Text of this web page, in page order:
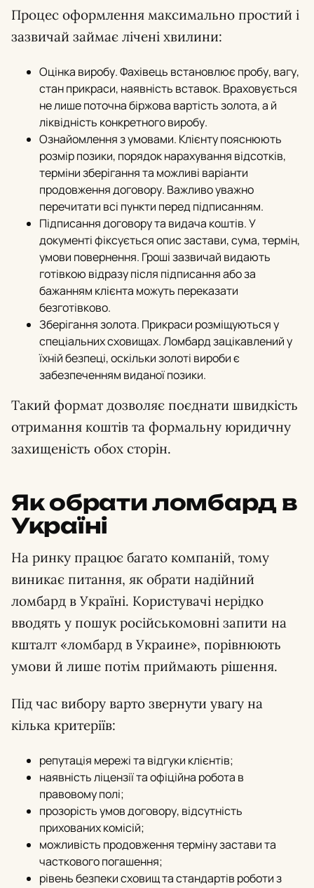
Процес оформлення максимально простий і
зазвичай займає лічені хвилини:
Оцінка виробу. Фахівець встановлює пробу, вагу,
стан прикраси, наявність вставок. Враховується
не лише поточна біржова вартість золота, а й
ліквідність конкретного виробу.
Ознайомлення з умовами. Клієнту пояснюють
розмір позики, порядок нарахування відсотків,
терміни зберігання та можливі варіанти
продовження договору. Важливо уважно
перечитати всі пункти перед підписанням.
Підписання договору та видача коштів. У
документі фіксується опис застави, сума, термін,
умови повернення. Гроші зазвичай видають
готівкою відразу після підписання або за
бажанням клієнта можуть переказати
безготівково.
Зберігання золота. Прикраси розміщуються у
спеціальних сховищах. Ломбард зацікавлений у
їхній безпеці, оскільки золоті вироби є
забезпеченням виданої позики.
Такий формат дозволяє поєднати швидкість
отримання коштів та формальну юридичну
захищеність обох сторін.
Як обрати ломбард в
Україні
На ринку працює багато компаній, тому
виникає питання, як обрати надійний
ломбард в Україні. Користувачі нерідко
вводять у пошук російськомовні запити на
кшталт «ломбард в Украине», порівнюють
умови й лише потім приймають рішення.
Під час вибору варто звернути увагу на
кілька критеріїв:
репутація мережі та відгуки клієнтів;
наявність ліцензії та офіційна робота в
правовому полі;
прозорість умов договору, відсутність
прихованих комісій;
можливість продовження терміну застави та
часткового погашення;
рівень безпеки сховищ та стандартів роботи з